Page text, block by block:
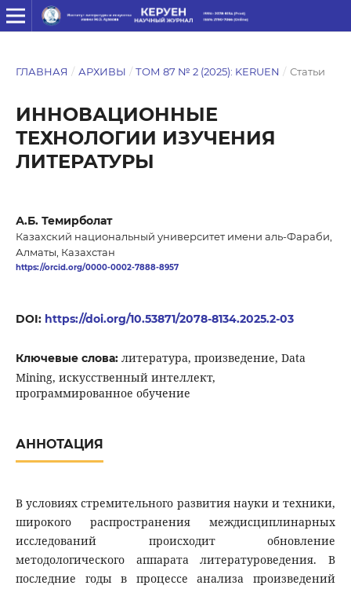
ГЛАВНАЯ / АРХИВЫ / ТОМ 87 № 2 (2025): KERUEN / Статьи
ИННОВАЦИОННЫЕ
ТЕХНОЛОГИИ ИЗУЧЕНИЯ
ЛИТЕРАТУРЫ
А.Б. Темирболат
Казахский национальный университет имени аль-Фараби,
Алматы, Казахстан
https://orcid.org/0000-0002-7888-8957
DOI: https://doi.org/10.53871/2078-8134.2025.2-03
Ключевые слова: литература, произведение, Data
Mining, искусственный интеллект,
программированное обучение
АННОТАЦИЯ
В условиях стремительного развития науки и техники,
широкого распространения междисциплинарных
исследований происходит обновление
методологического аппарата литературоведения. В
последние годы в процессе анализа произведений